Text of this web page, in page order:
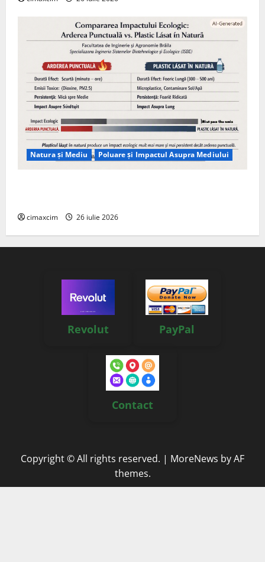
Natura și Mediu Poluare și Impactul Asupra Mediului
cimaxcim 26 iulie 2026
Revolut PayPal
Contact
Copyright © All rights reserved. | MoreNews by AF
themes.